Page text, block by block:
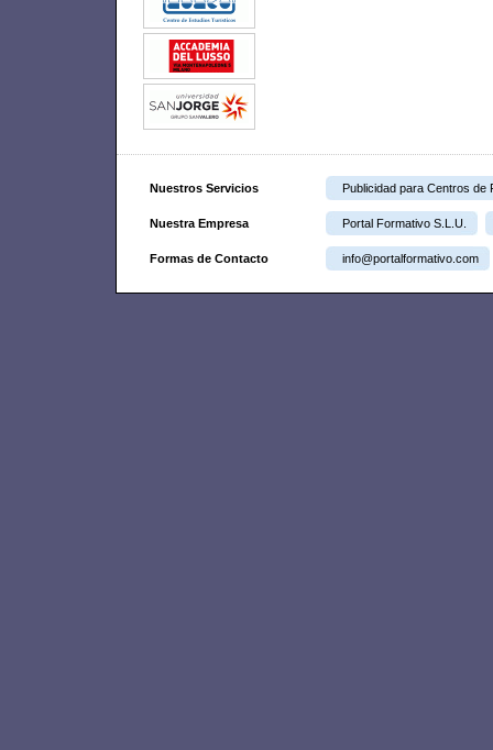
Nuestros Servicios Publicidad para Centros de
Nuestra Empresa Portal Formativo S.L.U.
Formas de Contacto info@portalformativo.com